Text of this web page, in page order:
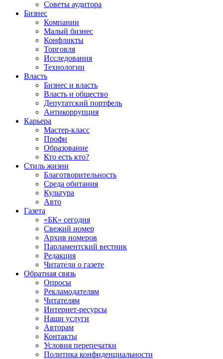
Советы аудитора
Бизнес
Компании
Малый бизнес
Конфликты
Торговля
Исследования
Технологии
Власть
Бизнес и власть
Власть и общество
Депутатский портфель
Антикоррупция
Карьера
Мастер-класс
Профи
Образование
Кто есть кто?
Стиль жизни
Благотворительность
Среда обитания
Культура
Авто
Газета
«БК» сегодня
Свежий номер
Архив номеров
Парламентский вестник
Редакция
Читатели о газете
Обратная связь
Опросы
Рекламодателям
Читателям
Интернет-ресурсы
Наши услуги
Авторам
Контакты
Условия перепечатки
Политика конфиденциальности